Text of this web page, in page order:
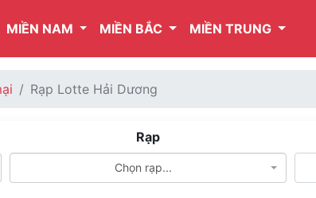
MIỀN NAM MIỀN BẮC MIỀN TRUNG
Rạp Lotte Hải Dương
Rạp
Chọn rạp...